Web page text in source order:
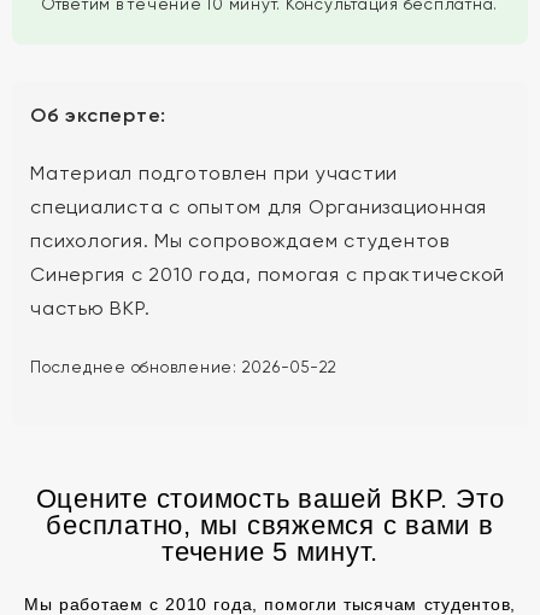
Ответим в течение 10 минут. Консультация бесплатна.
Об эксперте:
Материал подготовлен при участии
специалиста с опытом для Организационная
психология. Мы сопровождаем студентов
Синергия с 2010 года, помогая с практической
частью ВКР.
Последнее обновление: 2026-05-22
Оцените стоимость вашей ВКР. Это
бесплатно, мы свяжемся с вами в
течение 5 минут.
Мы работаем с 2010 года, помогли тысячам студентов,